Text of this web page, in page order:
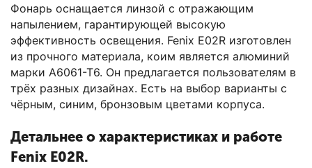
Фонарь оснащается линзой с отражающим
напылением, гарантирующей высокую
эффективность освещения. Fenix E02R изготовлен
из прочного материала, коим является алюминий
марки А6061-Т6. Он предлагается пользователям в
трёх разных дизайнах. Есть на выбор варианты с
чёрным, синим, бронзовым цветами корпуса.
Детальнее о характеристиках и работе
Fenix E02R.